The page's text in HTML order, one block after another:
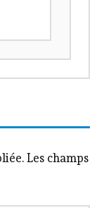
Les champs